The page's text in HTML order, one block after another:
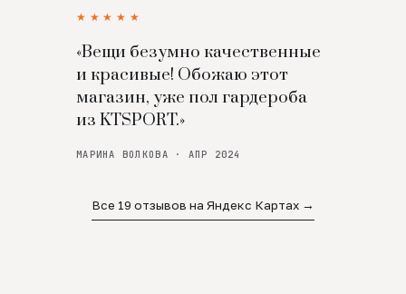
★★★★★
«Вещи безумно качественные
и красивые! Обожаю этот
магазин, уже пол гардероба
из KTSPORT.»
МАРИНА ВОЛКОВА · АПР 2024
Все 19 отзывов на Яндекс Картах →